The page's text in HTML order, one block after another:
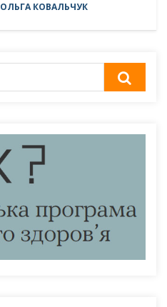
ОЛЬГА КОВАЛЬЧУК